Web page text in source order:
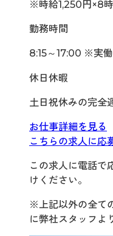
※時給1,250円×8
勤務時間
8:15～17:00 ※実
休日休暇
土日祝休みの完
お仕事詳細を見る
こちらの求人に応
この求人に電話で
けください。
※上記以外の全て
に弊社スタッフよ